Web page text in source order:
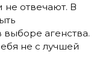
не отвечают. В
агенства.
не с лучшей